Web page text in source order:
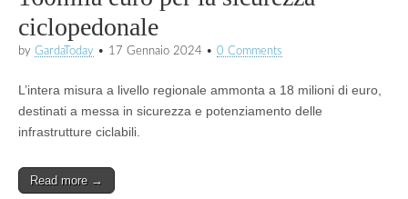
ciclopedonale
by GardaToday • 17 Gennaio 2024 • 0 Comments
L’intera misura a livello regionale ammonta a 18 milioni di euro,
destinati a messa in sicurezza e potenziamento delle
infrastrutture ciclabili.
Read more →